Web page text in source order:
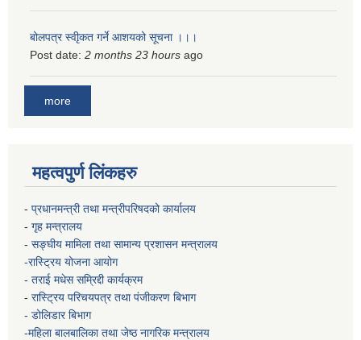
बोलपत्र स्वीृकत गर्ने आशयको सूचना ।।।
Post date: 2 months 23 hours ago
more
महत्वपुर्ण लिंकहरु
- प्रधानमन्त्री तथा मन्त्रीपरिषदको कार्यालय
- गृह मन्त्रालय
- सङ्घीय मामिला तथा सामान्य प्रशासन मन्त्रालय
-रास्ट्रिय योजना आयोग
- तराई मधेस सम्रिद्दी कार्यक्रम
- रास्ट्रिय परिचयपत्र तथा पंजीकरण बिभाग
- डोलिडार बिभाग
-महिला बालबालिका तथा जेष्ठ नागरिक मन्त्रालय